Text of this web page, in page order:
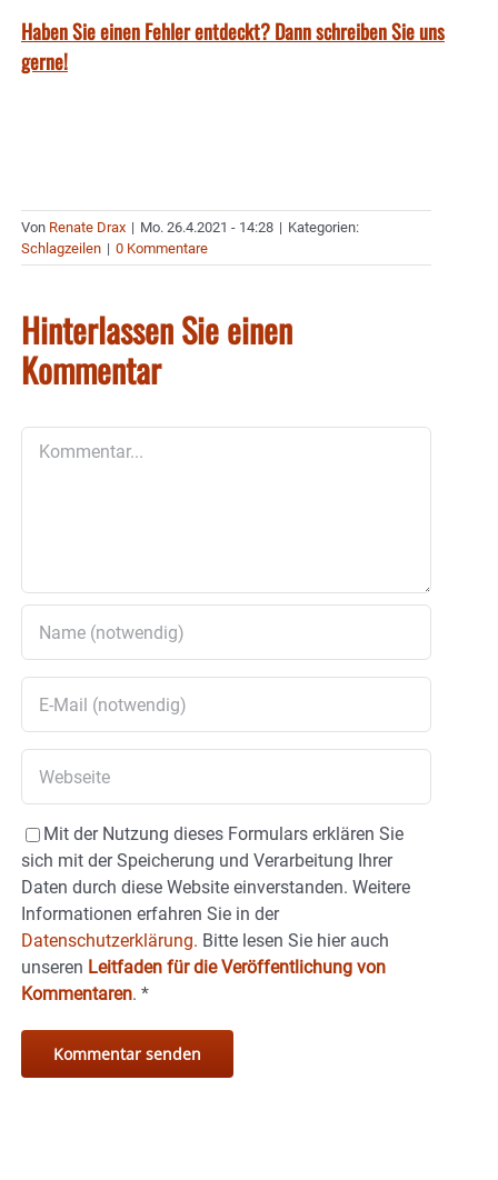
Haben Sie einen Fehler entdeckt? Dann schreiben Sie uns
gerne!
Von Renate Drax | Mo. 26.4.2021 - 14:28 | Kategorien:
Schlagzeilen | 0 Kommentare
Hinterlassen Sie einen
Kommentar
Mit der Nutzung dieses Formulars erklären Sie
sich mit der Speicherung und Verarbeitung Ihrer
Daten durch diese Website einverstanden. Weitere
Informationen erfahren Sie in der
Datenschutzerklärung. Bitte lesen Sie hier auch
unseren Leitfaden für die Veröffentlichung von
Kommentaren. *